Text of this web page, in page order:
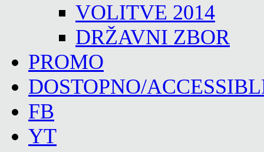
VOLITVE 2014
DRŽAVNI ZBOR
PROMO
DOSTOPNO/
FB
YT